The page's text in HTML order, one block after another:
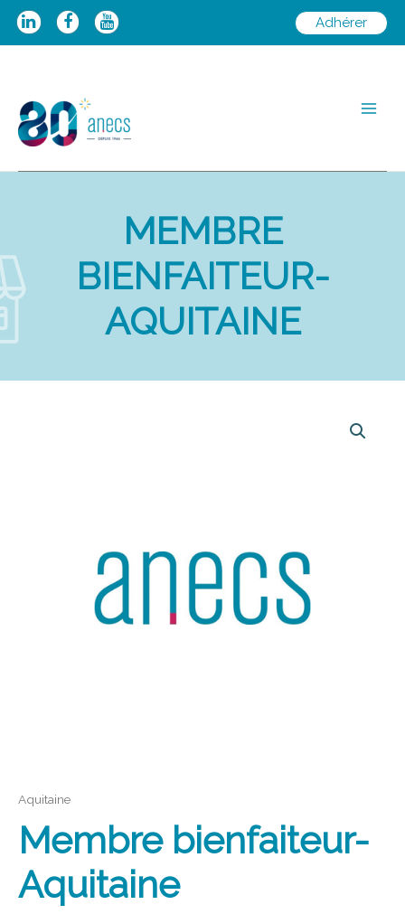
Aller
Adhérer
MEMBRE
BIENFAITEUR-
AQUITAINE
Aquitaine
Membre bienfaiteur-
Aquitaine